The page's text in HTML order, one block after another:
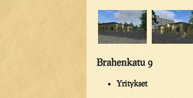
Brahenkatu 9
Yritykset